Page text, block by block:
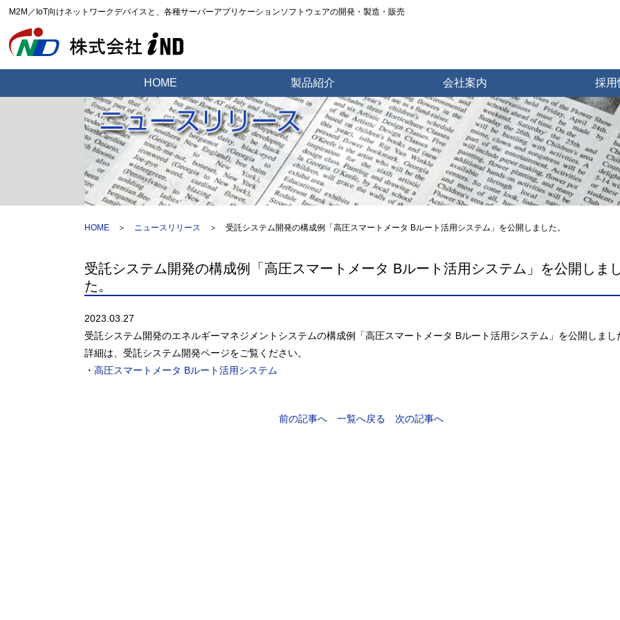
M2M／IoT向けネットワークデバイスと、各種サーバーアプリケーションソフトウェアの開発・製造・販売
HOME 製品紹介 会社案内 採用
HOME ＞ ニュースリリース ＞ 受託システム開発の構成例「高圧スマートメータ Bルート活用システム」を公開しました。
受託システム開発の構成例「高圧スマートメータ Bルート活用システム」を公開しま
た。
2023.03.27
受託システム開発のエネルギーマネジメントシステムの構成例「高圧スマートメータ Bルート活用システム」を公開しまし
詳細は、受託システム開発ページをご覧ください。
・ 高圧スマートメータ Bルート活用システム
前の記事へ 一覧へ戻る 次の記事へ